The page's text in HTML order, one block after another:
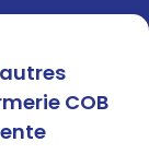
COB